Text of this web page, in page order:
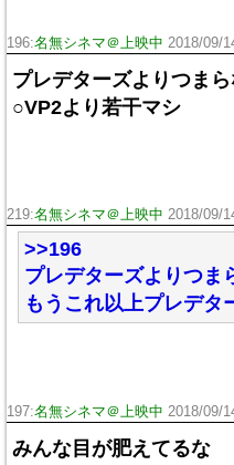
196:名無シネマ＠上映中 2018/09/
プレデターズよりつま
○VP2より若干マシ
219:名無シネマ＠上映中 2018/09/
>>196
プレデターズよりつま
もうこれ以上プレデタ
197:名無シネマ＠上映中 2018/09/
みんな目が肥えてるな